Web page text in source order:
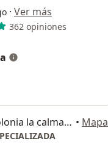
· Ver más
362 opiniones
Av mariano otero 3601 colonia la calma entre patria Y boyero, Guadalajara • Mapa